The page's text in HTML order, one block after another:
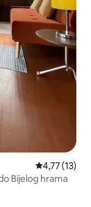
Prosječna
4,77 (13)
Bijelog hrama